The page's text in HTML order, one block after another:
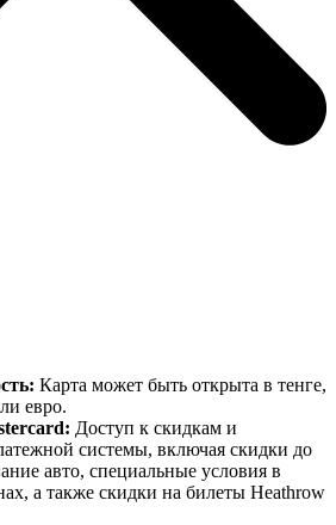
Карта может быть открыта в тенге,
евро.
Доступ к скидкам и
системы, включая скидки до
авто, специальные условия в
а также скидки на билеты Heathrow